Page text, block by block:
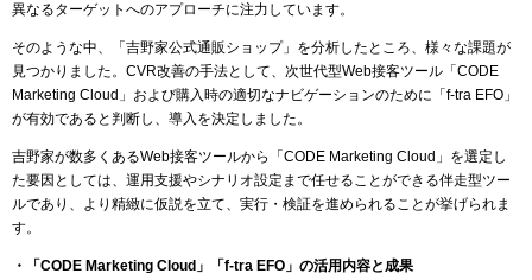
異なるターゲットへのアプローチに注力しています。
そのような中、「吉野家公式通販ショップ」を分析したところ、様々な課題が
見つかりました。CVR改善の手法として、次世代型Web接客ツール「CODE
Marketing Cloud」および購入時の適切なナビゲーションのために「f-tra EFO」
が有効であると判断し、導入を決定しました。
吉野家が数多くあるWeb接客ツールから「CODE Marketing Cloud」を選定し
た要因としては、運用支援やシナリオ設定まで任せることができる伴走型ツー
ルであり、より精緻に仮説を立て、実行・検証を進められることが挙げられま
す。
・「CODE Marketing Cloud」「f-tra EFO」の活用内容と成果